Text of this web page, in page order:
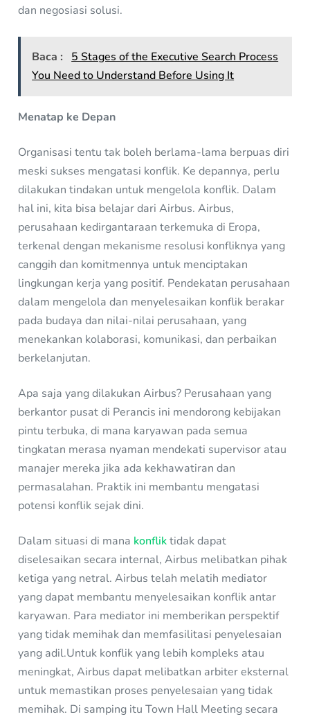
dan negosiasi solusi.
Baca :
5 Stages of the Executive Search Process
You Need to Understand Before Using It
Menatap ke Depan
Organisasi tentu tak boleh berlama-lama berpuas diri
meski sukses mengatasi konflik. Ke depannya, perlu
dilakukan tindakan untuk mengelola konflik. Dalam
hal ini, kita bisa belajar dari Airbus. Airbus,
perusahaan kedirgantaraan terkemuka di Eropa,
terkenal dengan mekanisme resolusi konfliknya yang
canggih dan komitmennya untuk menciptakan
lingkungan kerja yang positif. Pendekatan perusahaan
dalam mengelola dan menyelesaikan konflik berakar
pada budaya dan nilai-nilai perusahaan, yang
menekankan kolaborasi, komunikasi, dan perbaikan
berkelanjutan.
Apa saja yang dilakukan Airbus? Perusahaan yang
berkantor pusat di Perancis ini mendorong kebijakan
pintu terbuka, di mana karyawan pada semua
tingkatan merasa nyaman mendekati supervisor atau
manajer mereka jika ada kekhawatiran dan
permasalahan. Praktik ini membantu mengatasi
potensi konflik sejak dini.
Dalam situasi di mana konfliktidak dapat
diselesaikan secara internal, Airbus melibatkan pihak
ketiga yang netral. Airbus telah melatih mediator
yang dapat membantu menyelesaikan konflik antar
karyawan. Para mediator ini memberikan perspektif
yang tidak memihak dan memfasilitasi penyelesaian
yang adil.Untuk konflik yang lebih kompleks atau
meningkat, Airbus dapat melibatkan arbiter eksternal
untuk memastikan proses penyelesaian yang tidak
memihak. Di samping itu Town Hall Meeting secara